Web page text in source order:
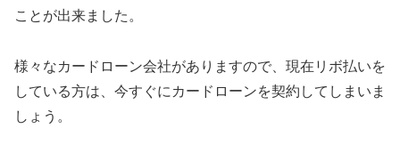
ことが出来ました。
様々なカードローン会社がありますので、現在リボ払いを
している方は、今すぐにカードローンを契約してしまいま
しょう。